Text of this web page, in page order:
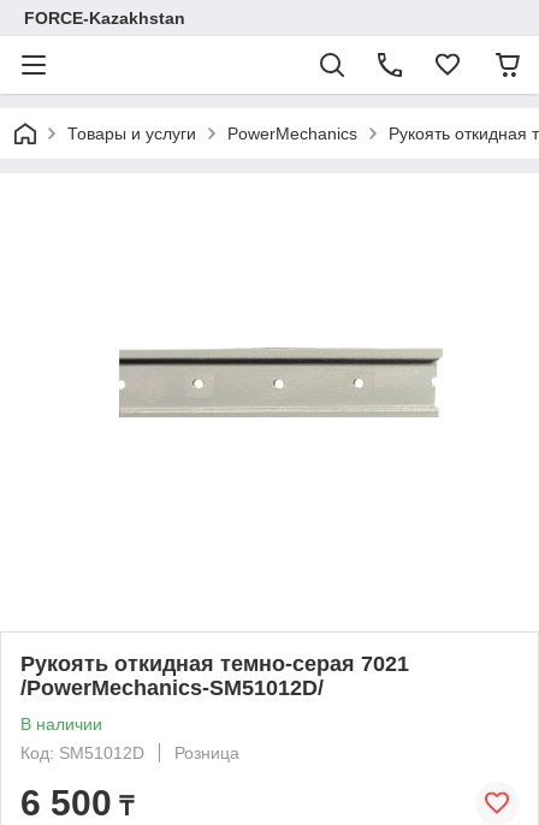
FORCE-Kazakhstan
Товары и услуги PowerMechanics Рукоять
Рукоять откидная темно-серая 7021
/PowerMechanics-SM51012D/
В наличии
Код: SM51012D
Розница
6 500 ₸